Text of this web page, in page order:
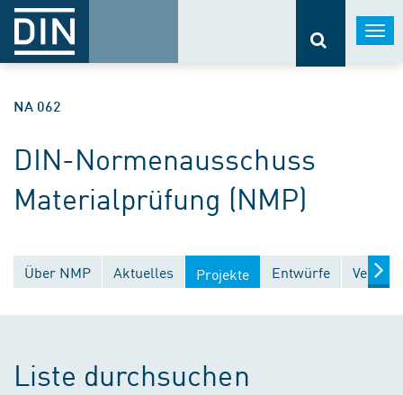
NA 062
DIN-Normenausschuss
Materialprüfung (NMP)
Über NMP Aktuelles Projekte Entwürfe
Liste durchsuchen